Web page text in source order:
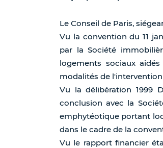
Le Conseil de Paris,
Vu la convention du 11
par la Société
logements sociaux
modalités de
Vu la délibération 1999
conclusion avec la
emphytéotique portant
dans le cadre de la
Vu le rapport financier